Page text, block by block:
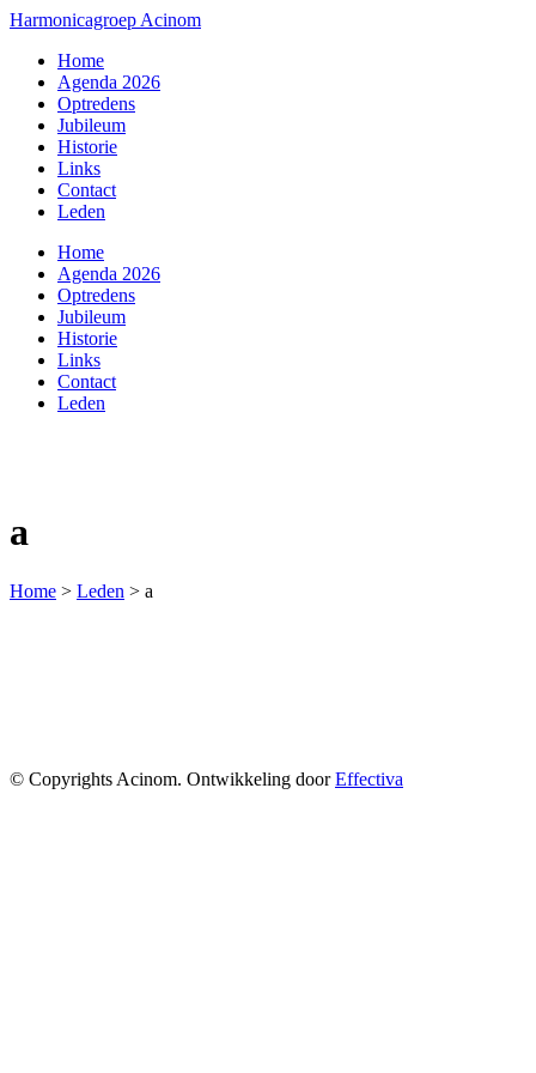
Harmonicagroep Acinom
Home
Agenda 2026
Optredens
Jubileum
Historie
Links
Contact
Leden
Home
Agenda 2026
Optredens
Jubileum
Historie
Links
Contact
Leden
a
Home > Leden > a
© Copyrights Acinom. Ontwikkeling doorEffectiva